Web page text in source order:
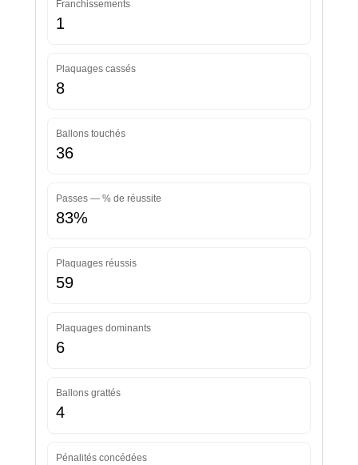
Franchissements
1
Plaquages cassés
8
Ballons touchés
36
Passes — % de réussite
83%
Plaquages réussis
59
Plaquages dominants
6
Ballons grattés
4
Pénalités concédées